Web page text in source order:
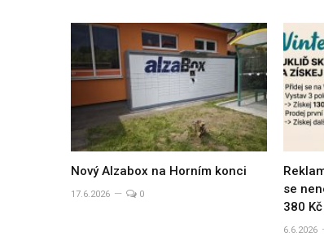
Nový Alzabox na Horním konci
17.6.2026 0
se
380
6.6.2026